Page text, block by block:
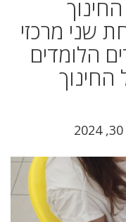
שני מרכזי
הלומדים